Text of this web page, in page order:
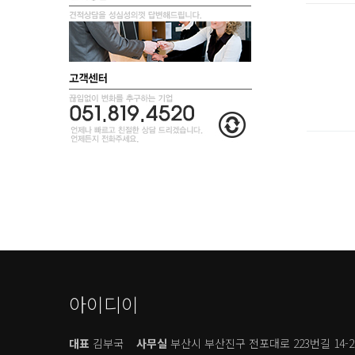
아이디이
대표 김부국 사무실 부산시 부산진구 전포대로 223번길 14-